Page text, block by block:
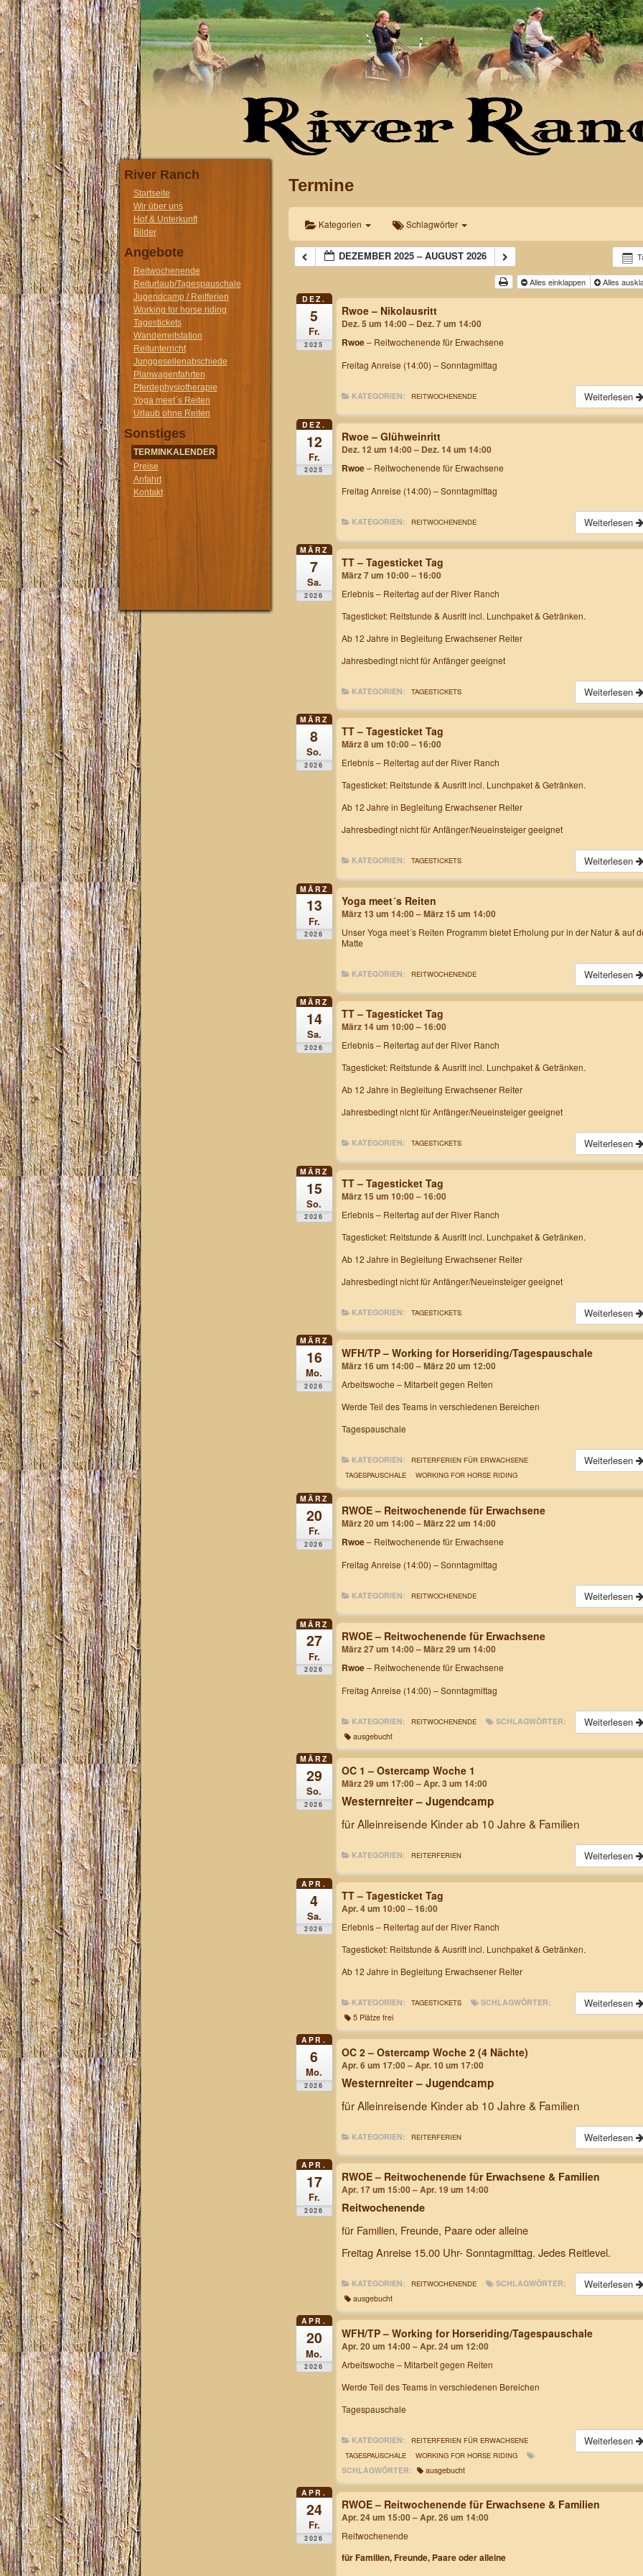
River Ranch
Startseite
Wir über uns
Hof & Unterkunft
Bilder
Angebote
Reitwochenende
Reiturlaub/Tagespauschale
Jugendcamp / Reitferien
Working for horse riding
Tagestickets
Wanderreitstation
Reitunterricht
Junggesellenabschiede
Planwagenfahrten
Pferdephysiotherapie
Yoga meet´s Reiten
Urlaub ohne Reiten
Sonstiges
TERMINKALENDER
Preise
Anfahrt
Kontakt
Termine
Kategorien Schlagwörter
DEZEMBER 2025 – AUGUST 2026
Alles einklappen Alles
DEZ.
5
Fr.
2025
Rwoe – Nikolausritt
Dez. 5 um 14:00 – Dez. 7 um 14:00
Rwoe– Reitwochenende für Erwachsene
Freitag Anreise (14:00) – Sonntagmittag
Weiterlesen
KATEGORIEN: REITWOCHENENDE
DEZ.
12
Fr.
2025
Rwoe – Glühweinritt
Dez. 12 um 14:00 – Dez. 14 um 14:00
Rwoe– Reitwochenende für Erwachsene
Freitag Anreise (14:00) – Sonntagmittag
Weiterlesen
KATEGORIEN: REITWOCHENENDE
MÄRZ
7
Sa.
2026
TT – Tagesticket Tag
März 7 um 10:00 – 16:00
Erlebnis – Reitertag auf der River Ranch
Tagesticket: Reitstunde & Ausritt incl. Lunchpaket & Getränken.
Ab 12 Jahre in Begleitung Erwachsener Reiter
Jahresbedingt nicht für Anfänger geeignet
Weiterlesen
KATEGORIEN: TAGESTICKETS
MÄRZ
8
So.
2026
TT – Tagesticket Tag
März 8 um 10:00 – 16:00
Erlebnis – Reitertag auf der River Ranch
Tagesticket: Reitstunde & Ausritt incl. Lunchpaket & Getränken.
Ab 12 Jahre in Begleitung Erwachsener Reiter
Jahresbedingt nicht für Anfänger/Neueinsteiger geeignet
Weiterlesen
KATEGORIEN: TAGESTICKETS
MÄRZ
13
Fr.
2026
Yoga meet´s Reiten
März 13 um 14:00 – März 15 um 14:00
UnserYoga meet´s Reiten Programm bietet Erholung pur in der Natur & auf
Matte
Weiterlesen
KATEGORIEN: REITWOCHENENDE
MÄRZ
14
Sa.
2026
TT – Tagesticket Tag
März 14 um 10:00 – 16:00
Erlebnis – Reitertag auf der River Ranch
Tagesticket: Reitstunde & Ausritt incl. Lunchpaket & Getränken.
Ab 12 Jahre in Begleitung Erwachsener Reiter
Jahresbedingt nicht für Anfänger/Neueinsteiger geeignet
Weiterlesen
KATEGORIEN: TAGESTICKETS
MÄRZ
15
So.
2026
TT – Tagesticket Tag
März 15 um 10:00 – 16:00
Erlebnis – Reitertag auf der River Ranch
Tagesticket: Reitstunde & Ausritt incl. Lunchpaket & Getränken.
Ab 12 Jahre in Begleitung Erwachsener Reiter
Jahresbedingt nicht für Anfänger/Neueinsteiger geeignet
Weiterlesen
KATEGORIEN: TAGESTICKETS
MÄRZ
16
Mo.
2026
WFH/TP – Working for Horseriding/Tagespauschale
März 16 um 14:00 – März 20 um 12:00
Arbeitswoche – Mitarbeit gegen Reiten
Werde Teil des Teams in verschiedenen Bereichen
Tagespauschale
Weiterlesen
KATEGORIEN:
REITERFERIEN FÜR ERWACHSENE
TAGESPAUSCHALE
WORKING FOR HORSE RIDING
MÄRZ
20
Fr.
2026
RWOE – Reitwochenende für Erwachsene
März 20 um 14:00 – März 22 um 14:00
Rwoe– Reitwochenende für Erwachsene
Freitag Anreise (14:00) – Sonntagmittag
Weiterlesen
KATEGORIEN: REITWOCHENENDE
MÄRZ
27
Fr.
2026
RWOE – Reitwochenende für Erwachsene
März 27 um 14:00 – März 29 um 14:00
Rwoe– Reitwochenende für Erwachsene
Freitag Anreise (14:00) – Sonntagmittag
Weiterlesen
KATEGORIEN: REITWOCHENENDE
SCHLAGWÖRTER:
ausgebucht
MÄRZ
29
So.
2026
OC 1 – Ostercamp Woche 1
März 29 um 17:00 – Apr. 3 um 14:00
Westernreiter – Jugendcamp
für Alleinreisende Kinder ab 10 Jahre & Familien
Weiterlesen
KATEGORIEN: REITERFERIEN
APR.
4
Sa.
2026
TT – Tagesticket Tag
Apr. 4 um 10:00 – 16:00
Erlebnis – Reitertag auf der River Ranch
Tagesticket: Reitstunde & Ausritt incl. Lunchpaket & Getränken.
Ab 12 Jahre in Begleitung Erwachsener Reiter
Weiterlesen
KATEGORIEN: TAGESTICKETS
SCHLAGWÖRTER:
5 Plätze frei
APR.
6
Mo.
2026
OC 2 – Ostercamp Woche 2 (4 Nächte)
Apr. 6 um 17:00 – Apr. 10 um 17:00
Westernreiter – Jugendcamp
für Alleinreisende Kinder ab 10 Jahre & Familien
Weiterlesen
KATEGORIEN: REITERFERIEN
APR.
17
Fr.
2026
RWOE – Reitwochenende für Erwachsene & Familien
Apr. 17 um 15:00 – Apr. 19 um 14:00
Reitwochenende
für Familien, Freunde, Paare oder alleine
Freitag Anreise 15.00 Uhr- Sonntagmittag. Jedes Reitlevel.
Weiterlesen
KATEGORIEN: REITWOCHENENDE
SCHLAGWÖRTER:
ausgebucht
APR.
20
Mo.
2026
WFH/TP – Working for Horseriding/Tagespauschale
Apr. 20 um 14:00 – Apr. 24 um 12:00
Arbeitswoche – Mitarbeit gegen Reiten
Werde Teil des Teams in verschiedenen Bereichen
Tagespauschale
Weiterlesen
KATEGORIEN:
REITERFERIEN FÜR ERWACHSENE
TAGESPAUSCHALE
WORKING FOR HORSE RIDING
SCHLAGWÖRTER: ausgebucht
APR.
24
Fr.
2026
RWOE – Reitwochenende für Erwachsene & Familien
Apr. 24 um 15:00 – Apr. 26 um 14:00
Reitwochenende
für Familien, Freunde, Paare oder alleine